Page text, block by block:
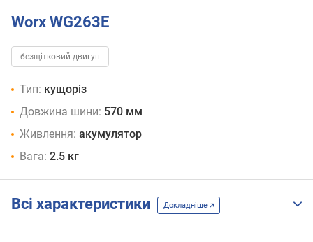
Worx WG263E
безщітковий двигун
Тип: кущоріз
Довжина шини: 570 мм
Живлення: акумулятор
Вага: 2.5 кг
Всі характеристики Докладніше